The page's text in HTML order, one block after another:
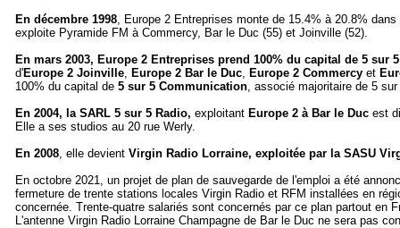
En décembre 1998, Europe 2 Entreprises monte de 15.4% à 20.8%
exploite Pyramide FM à Commercy, Bar le Duc (55) et Joinville (52).
En mars 2003, Europe 2 Entreprises prend 100% du capital de 5 sur
d'Europe 2 Joinville, Europe 2 Bar le Duc, Europe 2 Commercy et
100% du capital de 5 sur 5 Communication, associé majoritaire de 5
En 2004, la SARL 5 sur 5 Radio, exploitant Europe 2 à Bar le Duc est
Elle a ses studios au 20 rue Werly.
En 2008, elle devient Virgin Radio Lorraine, exploitée par la SASU
En octobre 2021, un projet de plan de sauvegarde de l'emploi a été
fermeture de trente stations locales Virgin Radio et RFM installées en
concernée. Trente-quatre salariés sont concernés par ce plan partout en
L'antenne Virgin Radio Lorraine Champagne de Bar le Duc ne sera pas